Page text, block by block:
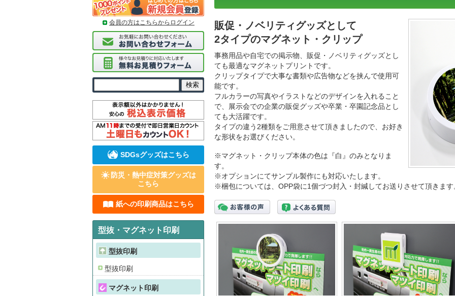
販促・ノベリティグッズとして
2タイプのマグネット・クリップ
事務用品や自宅での掲示物、販促・ノベリティグッズとし
ても最適なマグネットプリントです。
クリップタイプで大事な書類や広告物などを挟んで使用可
能です。
フルカラーの写真やイラストなどのデザインを入れること
で、展示会での企業の販促グッズや卒業・卒園記念品とし
ても大活躍です。
タイプの違う2種類をご用意させて頂きましたので、お好き
な形状をお選びください。
※マグネット・クリップ本体の色は『白』のみとなりま
す。
※オプションにてサンプル製作にも対応いたします。
※梱包については、OPP袋に1個づつ封入・封緘してお送りさせて頂きます
会員の方はこちらからログイン
SDGsグッズはこちら
防災・熱中症対策グッズは
こちら
紙への印刷商品はこちら
型抜・マグネット印刷
型抜印刷
型抜印刷
マグネット印刷